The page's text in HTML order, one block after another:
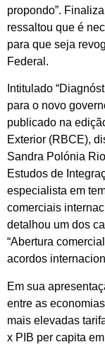
propondo”.
ressaltou que é
para que seja
Federal.
Intitulado
para o novo
publicado na
Exterior (RBCE),
Sandra Polónia
Estudos de
especialista em
comerciais
detalhou um dos
“Abertura
acordos
Em sua
entre as
mais elevadas
x PIB per capita